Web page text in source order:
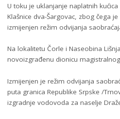
U toku je uklanjanje naplatnih
Klašnice dva-Šargovac, zbog čega
izmijenjen režim odvijanja
Na lokalitetu Čorle i Naseobina
novoizgrađenu dionicu
Izmijenjen je režim odvijanja
puta granica Republike Srpske /
izgradnje vodovoda za naselje